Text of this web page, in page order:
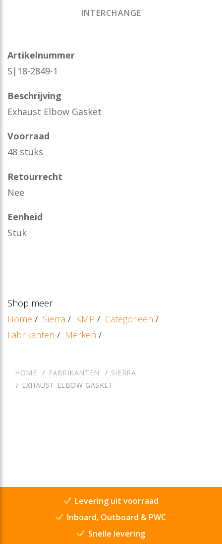
INTERCHANGE
Artikelnummer
S|18-2849-1
Beschrijving
Exhaust Elbow Gasket
Voorraad
48 stuks
Retourrecht
Nee
Eenheid
Stuk
Shop meer
Home / Sierra / KMP / Categorieën /
Fabrikanten / Merken /
HOME FABRIKANTEN
SIERRA
EXHAUST ELBOW GASKET
Levering uit voorraad
Inboard, Outboard & PWC
Snelle levering